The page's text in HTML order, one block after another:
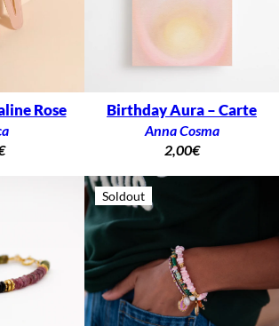
Rose Birthday Aura – Carte
Anna Cosma
2,00€
Soldout